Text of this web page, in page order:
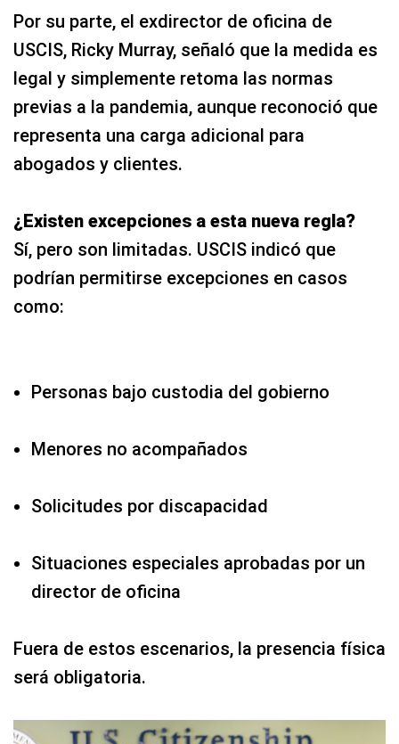
Por su parte, el exdirector de oficina de
USCIS, Ricky Murray, señaló que la medida es
legal y simplemente retoma las normas
previas a la pandemia, aunque reconoció que
representa una carga adicional para
abogados y clientes.
¿Existen excepciones a esta nueva regla?
Sí, pero son limitadas. USCIS indicó que
podrían permitirse excepciones en casos
como:
Personas bajo custodia del gobierno
Menores no acompañados
Solicitudes por discapacidad
Situaciones especiales aprobadas por un
director de oficina
Fuera de estos escenarios, la presencia física
será obligatoria.